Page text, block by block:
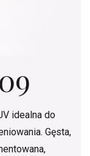
idealna do
Gęsta,